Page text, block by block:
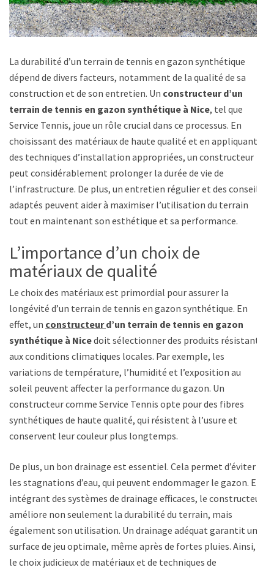
La durabilité d’un terrain de tennis en gazon synthétique
dépend de divers facteurs, notamment de la qualité de sa
construction et de son entretien. Un constructeur d’un
terrain de tennis en gazon synthétique à Nice, tel que
Service Tennis, joue un rôle crucial dans ce processus. En
choisissant des matériaux de haute qualité et en appliquant
des techniques d’installation appropriées, un constructeur
peut considérablement prolonger la durée de vie de
l’infrastructure. De plus, un entretien régulier et des conseils
adaptés peuvent aider à maximiser l’utilisation du terrain
tout en maintenant son esthétique et sa performance.
L’importance d’un choix de
matériaux de qualité
Le choix des matériaux est primordial pour assurer la
longévité d’un terrain de tennis en gazon synthétique. En
effet, un constructeurd’un terrain de tennis en gazon
synthétique à Nicedoit sélectionner des produits résistants
aux conditions climatiques locales. Par exemple, les
variations de température, l’humidité et l’exposition au
soleil peuvent affecter la performance du gazon. Un
constructeur comme Service Tennis opte pour des fibres
synthétiques de haute qualité, qui résistent à l’usure et
conservent leur couleur plus longtemps.
De plus, un bon drainage est essentiel. Cela permet d’éviter
les stagnations d’eau, qui peuvent endommager le gazon. En
intégrant des systèmes de drainage efficaces, le constructeur
améliore non seulement la durabilité du terrain, mais
également son utilisation. Un drainage adéquat garantit une
surface de jeu optimale, même après de fortes pluies. Ainsi,
le choix judicieux de matériaux et de techniques de